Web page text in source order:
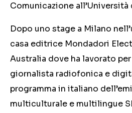
Comunicazione
Dopo uno stage a Milano
casa editrice Mondadori
Australia dove ha lavorato
giornalista radiofonica e
programma in italiano
multiculturale e multilingue